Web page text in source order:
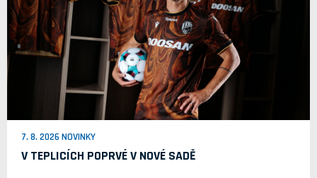
7. 8. 2026 NOVINKY
V TEPLICÍCH POPRVÉ V NOVÉ SADĚ